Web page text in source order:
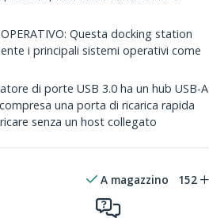
Questa docking station
i principali sistemi operativi come
di porte USB 3.0 ha un hub USB-A
una porta di ricarica rapida
senza un host collegato
A magazzino 152